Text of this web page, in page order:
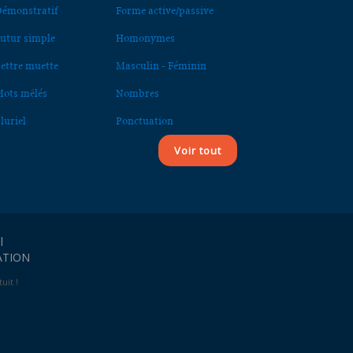
Forme active/passive
simple Homonymes
muette Masculin - Féminin
mêlés Nombres
Ponctuation
Voir tout
!